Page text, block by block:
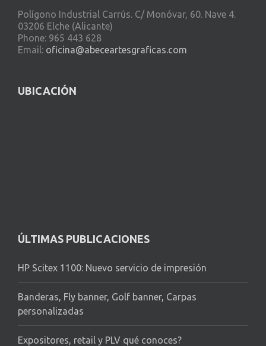
Polígono Industrial Carrús. C/ Monóvar, 60. Nave 4.
03206 Elche (Alicante)
Phone: 965 443 628
Email: oficina@abeceartesgraficas.com
UBICACIÓN
ÚLTIMAS PUBLICACIONES
HP Scitex 1100: Nuevo servicio de impresión
Banderas, Fly banner, Golf banner, Carpas
personalizadas
Expositores, retail y PLV qué conoces?